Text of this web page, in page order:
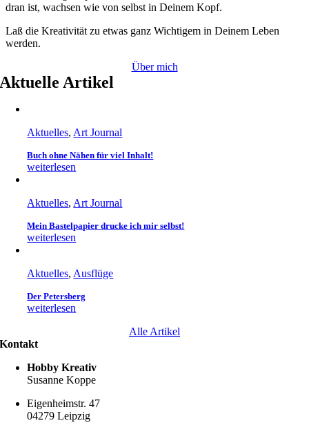
dran ist, wachsen wie von selbst in Deinem Kopf.
Laß die Kreativität zu etwas ganz Wichtigem in Deinem Leben
werden.
Über mich
Aktuelle Artikel
Aktuelles, Art Journal
Buch ohne Nähen für viel Inhalt!
weiterlesen
Aktuelles, Art Journal
Mein Bastelpapier drucke ich mir selbst!
weiterlesen
Aktuelles, Ausflüge
Der Petersberg
weiterlesen
Alle Artikel
Kontakt
Hobby Kreativ
Susanne Koppe
Eigenheimstr. 47
04279 Leipzig